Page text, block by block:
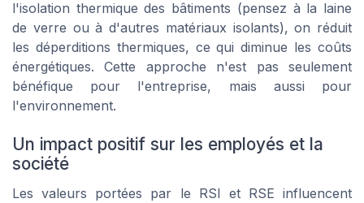
l'isolation thermique des bâtiments (pensez à la laine
de verre ou à d'autres matériaux isolants), on réduit
les déperditions thermiques, ce qui diminue les coûts
énergétiques. Cette approche n'est pas seulement
bénéfique pour l'entreprise, mais aussi pour
l'environnement.
Un impact positif sur les employés et la
société
Les valeurs portées par le RSI et RSE influencent